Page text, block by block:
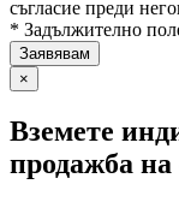
съгласие преди
* Задължително
×
Вземете
продажба на